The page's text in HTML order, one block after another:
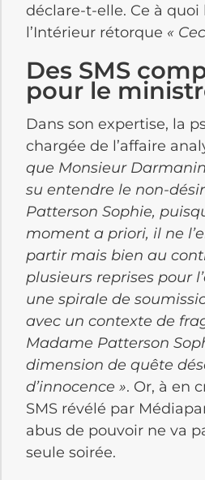
déclare-t-elle. Ce à
l’Intérieur rétorque «
Des SMS
pour le
Dans son expertise, la
chargée de l’affaire
que Monsieur
su entendre le non-
Patterson Sophie,
moment a priori, il ne
partir mais bien au
plusieurs reprises pour
une spirale de
avec un contexte de
Madame Patterson
dimension de quête
d’innocence ». Or, à en
SMS révélé par
abus de pouvoir ne va
seule soirée.